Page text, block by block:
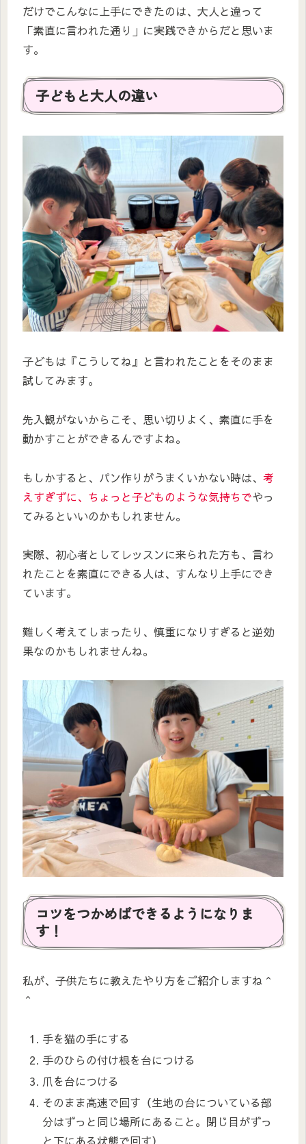
だけでこんなに上手にできたのは、大人と違って
「素直に言われた通り」に実践できからだと思いま
す。
子どもと大人の違い
子どもは『こうしてね』と言われたことをそのまま
試してみます。
先入観がないからこそ、思い切りよく、素直に手を
動かすことができるんですよね。
もしかすると、パン作りがうまくいかない時は、 考
えすぎずに、ちょっと子どものような気持ちでやっ
てみるといいのかもしれません。
実際、初心者としてレッスンに来られた方も、言わ
れたことを素直にできる人は、すんなり上手にでき
ています。
難しく考えてしまったり、慎重になりすぎると逆効
果なのかもしれませんね。
コツをつかめばできるようになりま
す！
私が、子供たちに教えたやり方をご紹介しますね＾
＾
手を猫の手にする
手のひらの付け根を台につける
爪を台につける
そのまま高速で回す（生地の台についている部
分はずっと同じ場所にあること。閉じ目がずっ
と下にある状態で回す）